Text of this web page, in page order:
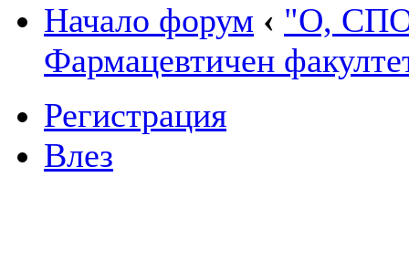
Начало форум ‹ "О,
Фармацевтичен
Регистрация
Влез